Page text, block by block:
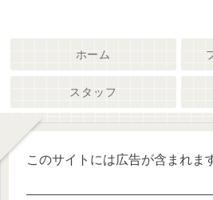
ホーム
スタッフ
このサイトには広告が含まれま